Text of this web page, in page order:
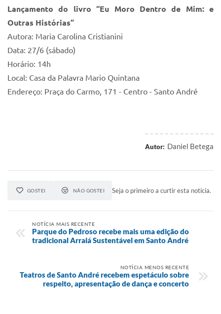
Lançamento do livro “Eu Moro Dentro de Mim: e
Outras Histórias”
Autora: Maria Carolina Cristianini
Data: 27/6 (sábado)
Horário: 14h
Local: Casa da Palavra Mario Quintana
Endereço: Praça do Carmo, 171 - Centro - Santo André
Autor: Daniel Betega
GOSTEI NÃO GOSTEI Seja o primeiro a curtir esta notícia.
NOTÍCIA MAIS RECENTE
Parque do Pedroso recebe mais uma edição do
tradicional Arraiá Sustentável em Santo André
NOTÍCIA MENOS RECENTE
Teatros de Santo André recebem espetáculo sobre
respeito, apresentação de dança e concerto